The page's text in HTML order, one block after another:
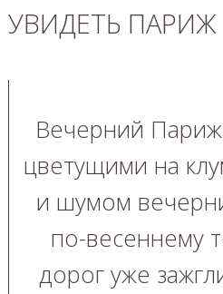
УВИДЕТЬ ПАРИЖ
Вечерний Париж
цветущими на
и шумом
по-весеннему
дорог уже